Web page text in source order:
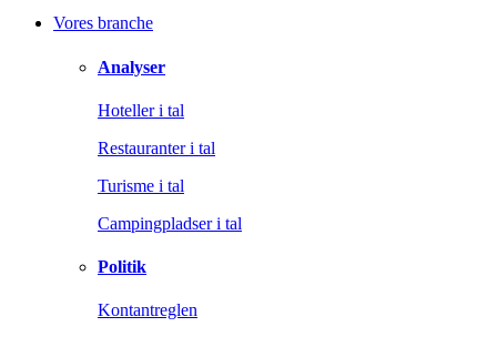
Vores branche
Analyser
Hoteller i tal
Restauranter i tal
Turisme i tal
Campingpladser i tal
Politik
Kontantreglen